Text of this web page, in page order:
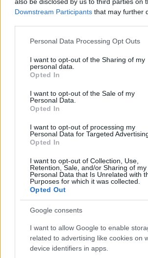
Downstream Participants that may further
Please note that this website/app uses
not limited to your visit or usage behaviour.
grant or deny consent to Google and its
use your data for below specified
consent section.
Personal Data Processing Opt Outs
I want to opt-out of the Sharing of my
personal data.
Opted In
I want to opt-out of the Sale of my
Personal Data.
Opted In
I want to opt-out of processing my
Personal Data for Targeted
Opted In
I want to opt-out of Collection, Use,
Retention, Sale, and/or Sharing of my
Personal Data that Is Unrelated with
Purposes for which it was collected.
Opted Out
Google consents
I want to allow Google to enable
related to advertising like cookies on
device identifiers in apps.
Névnapok ABC
KÖZELGŐ
Augusztus 8. -László
Augusztus 9. -
Augusztus 10. -Lőrinc
Augusztus 11. -Zsuzsanna
Augusztus 12. -Klára, Kiara
NÉVNAP KERESŐ